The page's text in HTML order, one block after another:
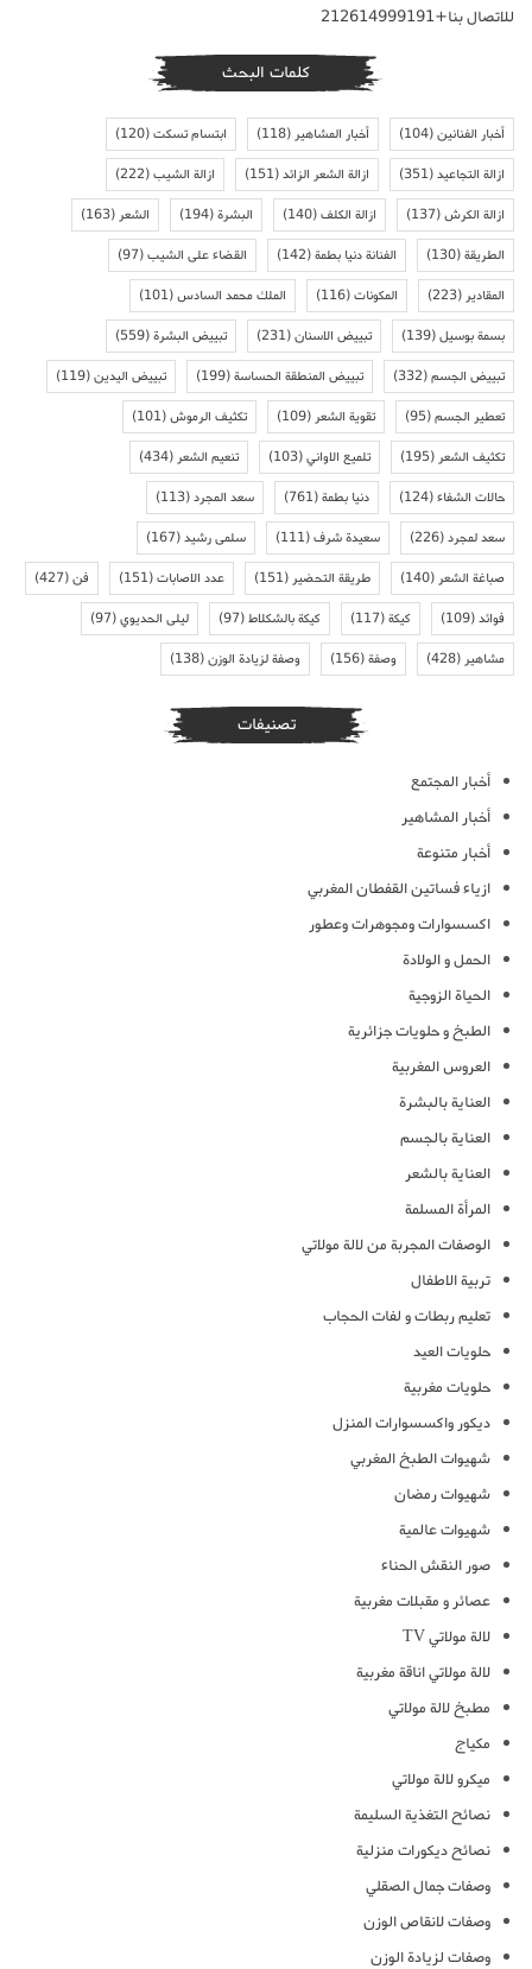
للاتصال بنا+212614999191
كلمات البحث
أخبار الفنانين(104) أخبار المشاهير(118) ابتسام تسكت(120)
ازالة التجاعيد(351) ازالة الشعر الزائد(151) ازالة الشيب(222)
ازالة الكرش(137) ازالة الكلف(140) البشرة(194) الشعر(163)
الطريقة(130) الفنانة دنيا بطمة(142) القضاء على الشيب(97)
المقادير(223) المكونات(116) الملك محمد السادس(101)
بسمة بوسيل(139) تبييض الاسنان(231) تبييض البشرة(559)
تبييض الجسم(332) تبييض المنطقة الحساسة(199) تبييض اليدين(119)
تعطير الجسم(95) تقوية الشعر(109) تكثيف الرموش(101)
تكثيف الشعر(195) تلميع الاواني(103) تنعيم الشعر(434)
حالات الشفاء(124) دنيا بطمة(761) سعد المجرد(113)
سعد لمجرد(226) سعيدة شرف(111) سلمى رشيد(167)
صباغة الشعر(140) طريقة التحضير(151) عدد الاصابات(151) فن(427)
فوائد(109) كيكة(117) كيكة بالشكلاط(97) ليلى الحديوي(97)
مشاهير(428) وصفة(156) وصفة لزيادة الوزن(138)
تصنيفات
أخبار المجتمع
أخبار المشاهير
أخبار متنوعة
ازياء فساتين القفطان المغربي
اكسسوارات ومجوهرات وعطور
الحمل و الولادة
الحياة الزوجية
الطبخ و حلويات جزائرية
العروس المغربية
العناية بالبشرة
العناية بالجسم
العناية بالشعر
المرأة المسلمة
الوصفات المجربة من لالة مولاتي
تربية الاطفال
تعليم ربطات و لفات الحجاب
حلويات العيد
حلويات مغربية
ديكور واكسسوارات المنزل
شهيوات الطبخ المغربي
شهيوات رمضان
شهيوات عالمية
صور النقش الحناء
عصائر و مقبلات مغربية
لالة مولاتي TV
لالة مولاتي اناقة مغربية
مطبخ لالة مولاتي
مكياج
ميكرو لالة مولاتي
نصائح التغذية السليمة
نصائح ديكورات منزلية
وصفات جمال الصقلي
وصفات لانقاص الوزن
وصفات لزيادة الوزن